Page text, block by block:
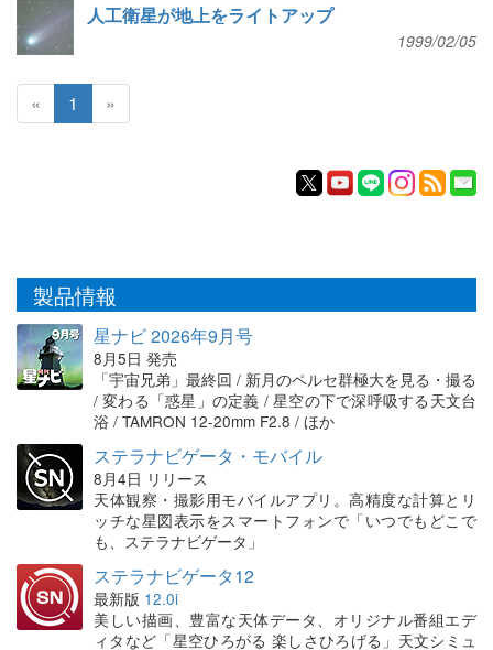
人工衛星が地上をライトアップ
1999/02/05
« 1 »
製品情報
星ナビ 2026年9月号
8月5日 発売
「宇宙兄弟」最終回 / 新月のペルセ群極大を見る・撮る
/ 変わる「惑星」の定義 / 星空の下で深呼吸する天文台
浴 / TAMRON 12-20mm F2.8 / ほか
ステラナビゲータ・モバイル
8月4日 リリース
天体観察・撮影用モバイルアプリ。高精度な計算とリ
ッチな星図表示をスマートフォンで「いつでもどこで
も、ステラナビゲータ」
ステラナビゲータ12
最新版 12.0i
美しい描画、豊富な天体データ、オリジナル番組エデ
ィタなど「星空ひろがる 楽しさひろげる」天文シミュ